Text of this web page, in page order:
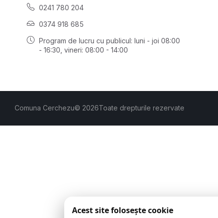
0241 780 204
0374 918 685
Program de lucru cu publicul: luni - joi 08:00
- 16:30 , vineri: 08:00 - 14:00
Comuna Cerchezu© 2026Toate drepturile rezervate
Acest site folosește cookie